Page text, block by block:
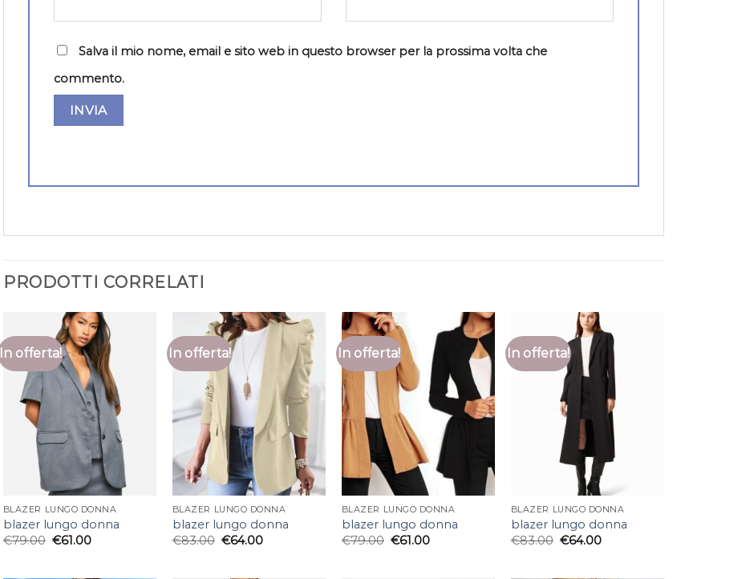
Salva il mio nome, email e sito web in questo browser per la prossima volta che
commento.
PRODOTTI CORRELATI
In offerta!
BLAZER LUNGO DONNA
blazer lungo donna
€79.00 €61.00
In offerta!
BLAZER LUNGO DONNA
blazer lungo donna
€83.00 €64.00
In offerta!
BLAZER LUNGO DONNA
blazer lungo donna
€79.00 €61.00
In offerta!
BLAZER LUNGO DONNA
blazer lungo donna
€83.00 €64.00